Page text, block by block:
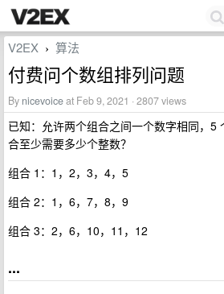
V2EX › 算法
付费问个数组排列问题
By nicevoiceat Feb 9, 2021 · 2807 views
已知：允许两个组合之间一个数字相同，5
合至少需要多少个整数？
组合 1：1，2，3，4，5
组合 2：1，6，7，8，9
组合 3：2，6，10，11，12
...